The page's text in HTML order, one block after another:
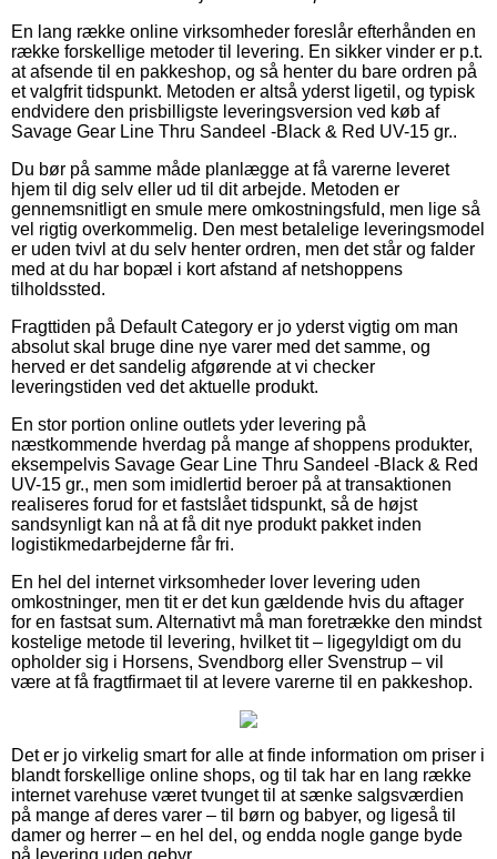
En lang række online virksomheder foreslår efterhånden en
række forskellige metoder til levering. En sikker vinder er p.t.
at afsende til en pakkeshop, og så henter du bare ordren på
et valgfrit tidspunkt. Metoden er altså yderst ligetil, og typisk
endvidere den prisbilligste leveringsversion ved køb af
Savage Gear Line Thru Sandeel -Black & Red UV-15 gr..
Du bør på samme måde planlægge at få varerne leveret
hjem til dig selv eller ud til dit arbejde. Metoden er
gennemsnitligt en smule mere omkostningsfuld, men lige så
vel rigtig overkommelig. Den mest betalelige leveringsmodel
er uden tvivl at du selv henter ordren, men det står og falder
med at du har bopæl i kort afstand af netshoppens
tilholdssted.
Fragttiden på Default Category er jo yderst vigtig om man
absolut skal bruge dine nye varer med det samme, og
herved er det sandelig afgørende at vi checker
leveringstiden ved det aktuelle produkt.
En stor portion online outlets yder levering på
næstkommende hverdag på mange af shoppens produkter,
eksempelvis Savage Gear Line Thru Sandeel -Black & Red
UV-15 gr., men som imidlertid beroer på at transaktionen
realiseres forud for et fastslået tidspunkt, så de højst
sandsynligt kan nå at få dit nye produkt pakket inden
logistikmedarbejderne får fri.
En hel del internet virksomheder lover levering uden
omkostninger, men tit er det kun gældende hvis du aftager
for en fastsat sum. Alternativt må man foretrække den mindst
kostelige metode til levering, hvilket tit – ligegyldigt om du
opholder sig i Horsens, Svendborg eller Svenstrup – vil
være at få fragtfirmaet til at levere varerne til en pakkeshop.
Det er jo virkelig smart for alle at finde information om priser i
blandt forskellige online shops, og til tak har en lang række
internet varehuse været tvunget til at sænke salgsværdien
på mange af deres varer – til børn og babyer, og ligeså til
damer og herrer – en hel del, og endda nogle gange byde
på levering uden gebyr.